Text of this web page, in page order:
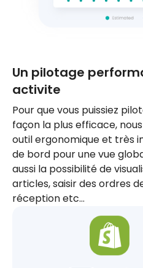
Un pilotage
activite
Pour que vous puissiez
façon la plus efficace,
outil ergonomique et très
de bord pour une vue
aussi la possibilité de
articles, saisir des ordres
réception etc…